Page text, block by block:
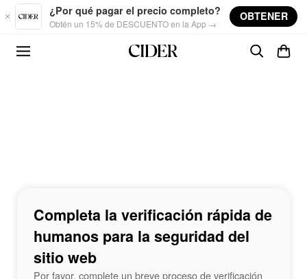
Skip to main content
¿Por qué pagar el precio completo?
Obtén un 15% de DESCUENTO en la App →
OBTENER
Completa la verificación rápida de
humanos para la seguridad del
sitio web
Por favor, complete un breve proceso de verificación